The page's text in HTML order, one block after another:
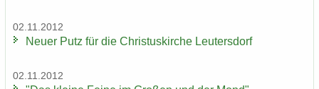
02.11.2012
Neuer Putz für die Chris­tus­kir­che Leu­ters­dorf
02.11.2012